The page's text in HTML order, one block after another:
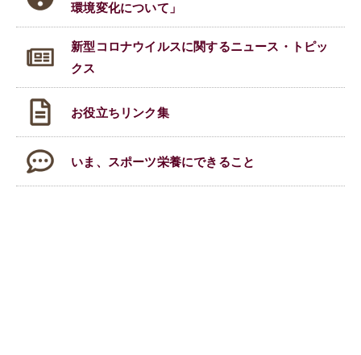
環境変化について」
新型コロナウイルスに関するニュース・トピッ
クス
お役立ちリンク集
いま、スポーツ栄養にできること